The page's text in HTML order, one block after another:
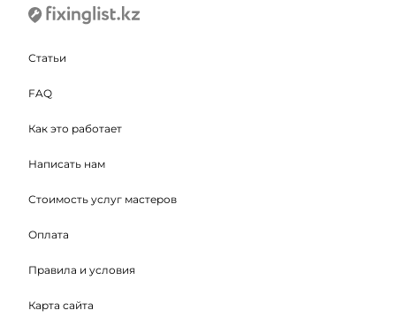
Статьи
FAQ
Как это работает
Написать нам
Стоимость услуг мастеров
Оплата
Правила и условия
Карта сайта